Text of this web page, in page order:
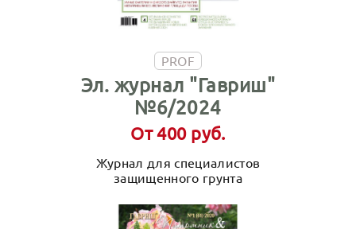
PROF
Эл. журнал "Гавриш"
№6/2024
От 400 руб.
Журнал для специалистов
защищенного грунта